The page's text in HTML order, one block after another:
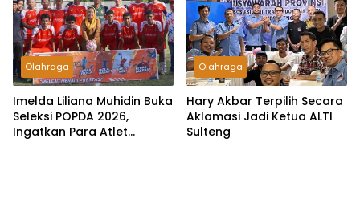
Olahraga
Imelda Liliana Muhidin Buka
Seleksi POPDA 2026,
Ingatkan Para Atlet
Olahraga
Hary Akbar Terpilih Secara
Aklamasi Jadi Ketua ALTI
Sulteng